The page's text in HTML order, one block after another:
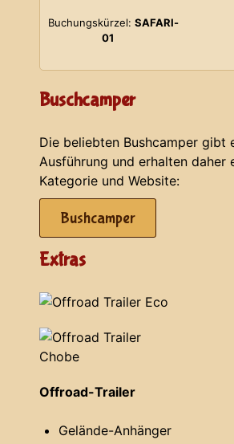
Buchungskürzel: SAFARI-
01
Buschcamper
Die beliebten Bushcamper gibt
Ausführung und erhalten daher
Kategorie und Website:
Bushcamper
Extras
Offroad-Trailer
Gelände-Anhänger